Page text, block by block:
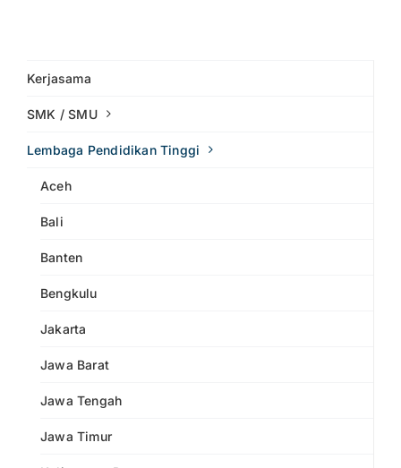
Kerjasama
SMK / SMU
Lembaga Pendidikan Tinggi
Aceh
Bali
Banten
Bengkulu
Jakarta
Jawa Barat
Jawa Tengah
Jawa Timur